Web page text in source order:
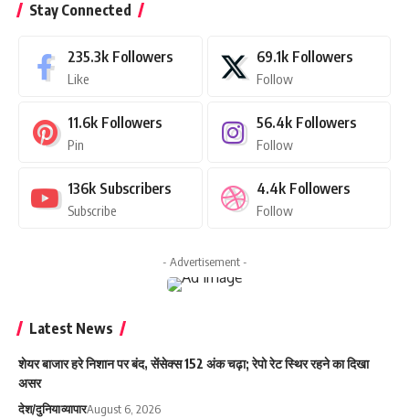
Stay Connected
235.3k Followers
Like
69.1k Followers
Follow
11.6k Followers
Pin
56.4k Followers
Follow
136k Subscribers
Subscribe
4.4k Followers
Follow
- Advertisement -
Latest News
शेयर बाजार हरे निशान पर बंद, सेंसेक्स 152 अंक चढ़ा; रेपो रेट स्थिर रहने का दिखा
असर
देश/दुनियाव्यापारAugust 6, 2026